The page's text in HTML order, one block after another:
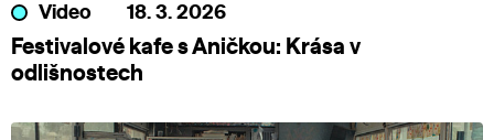
Video 18. 3. 2026
Festivalové kafe s Aničkou: Krása v
odlišnostech